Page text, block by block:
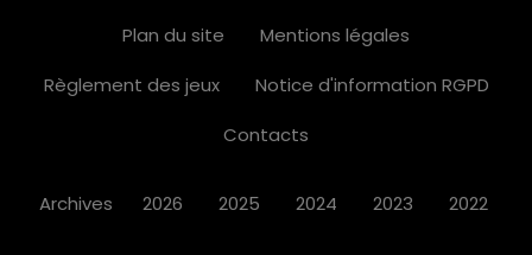
Plan du site
Mentions légales
Règlement des jeux
Notice d'information RGPD
Contacts
Archives 2026 2025 2024 2023 2022